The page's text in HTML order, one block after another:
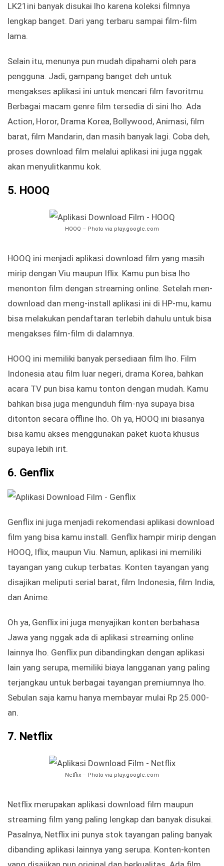
LK21ini banyak disukai lho karena koleksi filmnya
lengkap banget. Dari yang terbaru sampai film-film
lama.
Selain itu, menunya pun mudah dipahami oleh para
pengguna. Jadi, gampang banget deh untuk
mengakses aplikasi ini untuk mencari film favoritmu.
Berbagai macam genre film tersedia di sini lho. Ada
Action, Horor, Drama Korea, Bollywood, Animasi, film
barat, film Mandarin, dan masih banyak lagi. Coba deh,
proses download film melalui aplikasi ini juga nggak
akan menyulitkanmu kok.
5. HOOQ
HOOQ – Photo via play.google.com
HOOQ ini menjadi aplikasi download film yang masih
mirip dengan Viu maupun Iflix. Kamu pun bisa lho
menonton film dengan streaming online. Setelah men-
download dan meng-install aplikasi ini di HP-mu, kamu
bisa melakukan pendaftaran terlebih dahulu untuk bisa
mengakses film-film di dalamnya.
HOOQ ini memiliki banyak persediaan film lho. Film
Indonesia atau film luar negeri, drama Korea, bahkan
acara TV pun bisa kamu tonton dengan mudah. Kamu
bahkan bisa juga mengunduh film-nya supaya bisa
ditonton secara offline lho. Oh ya, HOOQ ini biasanya
bisa kamu akses menggunakan paket kuota khusus
supaya lebih irit.
6. Genflix
Genflix ini juga menjadi rekomendasi aplikasi download
film yang bisa kamu install. Genflix hampir mirip dengan
HOOQ, Iflix, maupun Viu. Namun, aplikasi ini memiliki
tayangan yang cukup terbatas. Konten tayangan yang
disajikan meliputi serial barat, film Indonesia, film India,
dan Anime.
Oh ya, Genflix ini juga menyajikan konten berbahasa
Jawa yang nggak ada di aplikasi streaming online
lainnya lho. Genflix pun dibandingkan dengan aplikasi
lain yang serupa, memiliki biaya langganan yang paling
terjangkau untuk berbagai tayangan premiumnya lho.
Sebulan saja kamu hanya membayar mulai Rp 25.000-
an.
7. Netflix
Netflix – Photo via play.google.com
Netflix merupakan aplikasi download film maupun
streaming film yang paling lengkap dan banyak disukai.
Pasalnya, Netflix ini punya stok tayangan paling banyak
dibanding aplikasi lainnya yang serupa. Konten-konten